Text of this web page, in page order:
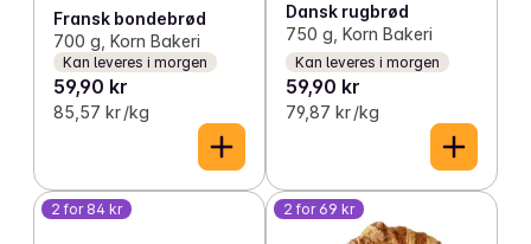
Fransk bondebrød
700 g, Korn Bakeri
Kan leveres i morgen
59,90 kr
85,57 kr /kg
Dansk rugbrød
750 g, Korn Bakeri
Kan leveres i morgen
59,90 kr
79,87 kr /kg
2 for 84 kr 2 for 69 kr